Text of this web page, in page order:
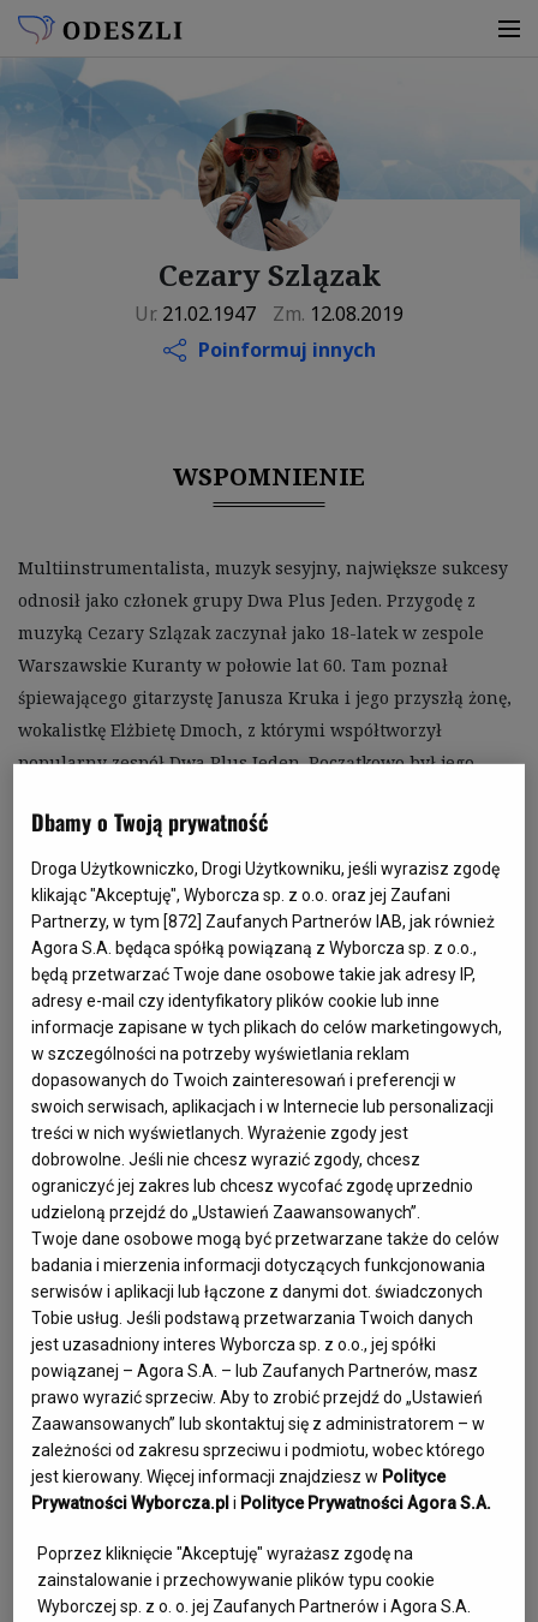
Cezary Szlązak
Ur. 21.02.1947 Zm. 12.08.2019
Poinformuj innych
WSPOMNIENIE
Multiinstrumentalista, muzyk sesyjny, największe sukcesy
odnosił jako członek grupy Dwa Plus Jeden. Przygodę z
muzyką Cezary Szlązak zaczynał jako 18-latek w zespole
Warszawskie Kuranty w połowie lat 60. Tam poznał
śpiewającego gitarzystę Janusza Kruka i jego przyszłą żonę,
wokalistkę Elżbietę Dmoch, z którymi współtworzył
popularny zespół Dwa Plus Jeden. Początkowo był jego
trzecim, który wspiera na scenie małżeński duet. Szlązak
grał na kilku instrumentach: fortepianie, klarnecie,
saksofonie i akordeonie, a razem z Dwa Plus Jeden
wylansował takie przeboje jak: „Ding-dong”, „Windą do
nieba”, „California mon amour”, „Wielki mały człowiek”
czy „Easy Come, Easy Go”. Przez pewien czas próbował
kariery solowej. W połowie lat 80. wydał singiel z
piosenkami „Bezpłatny kurs” oraz „Inne życie, inny świat”,
ale projekt ten nie odniósł komercyjnego sukcesu. Dużo
lepiej radził sobie jako muzyk sesyjny. Dźwięki jego
saksofonu słychać w piosence „Du du” z debiutanckiej
płyty Lady Pank. Towarzyszył też Wojciechowi
Gąssowskiemu w nagraniu jego pierwszego dużego
przeboju – „Zielone wzgórza nad Soliną”, zagrał w nim na
fortepianie. Po śmierci Janusza Kruka w 1992 r. zespół Dwa
Plus Jeden przestał istnieć, ale sześć lat później Szlązak
razem z Elżbietą Dmoch na krótko reaktywowali grupę.
Potem jeszcze parokrotnie próbował wracać na scenę –
najpierw pod szyldem Cezary Szlązak Band, a następnie
jako lider Dwa Plus Jeden, ale w składzie z innymi
muzykami. Zespół koncertował, chociaż nie dokonał
żadnych nowych nagrań.
Dbamy o Twoją prywatność
Droga Użytkowniczko, Drogi Użytkowniku, jeśli wyrazisz zgodę
klikając "Akceptuję", Wyborcza sp. z o.o. oraz jej Zaufani
Partnerzy, w tym [872] Zaufanych Partnerów IAB, jak również
Agora S.A. będąca spółką powiązaną z Wyborcza sp. z o.o.,
będą przetwarzać Twoje dane osobowe takie jak adresy IP,
adresy e-mail czy identyfikatory plików cookie lub inne
informacje zapisane w tych plikach do celów marketingowych,
w szczególności na potrzeby wyświetlania reklam
dopasowanych do Twoich zainteresowań i preferencji w
swoich serwisach, aplikacjach i w Internecie lub personalizacji
treści w nich wyświetlanych. Wyrażenie zgody jest
dobrowolne. Jeśli nie chcesz wyrazić zgody, chcesz
ograniczyć jej zakres lub chcesz wycofać zgodę uprzednio
udzieloną przejdź do „Ustawień Zaawansowanych”.
Twoje dane osobowe mogą być przetwarzane także do celów
badania i mierzenia informacji dotyczących funkcjonowania
serwisów i aplikacji lub łączone z danymi dot. świadczonych
Tobie usług. Jeśli podstawą przetwarzania Twoich danych
jest uzasadniony interes Wyborcza sp. z o.o., jej spółki
powiązanej – Agora S.A. – lub Zaufanych Partnerów, masz
prawo wyrazić sprzeciw. Aby to zrobić przejdź do „Ustawień
Zaawansowanych” lub skontaktuj się z administratorem – w
zależności od zakresu sprzeciwu i podmiotu, wobec którego
jest kierowany. Więcej informacji znajdziesz w Polityce
Prywatności Wyborcza.pl i Polityce Prywatności Agora S.A.
Poprzez kliknięcie "Akceptuję" wyrażasz zgodę na
zainstalowanie i przechowywanie plików typu cookie
Wyborczej sp. z o. o. jej Zaufanych Partnerów i Agora S.A.